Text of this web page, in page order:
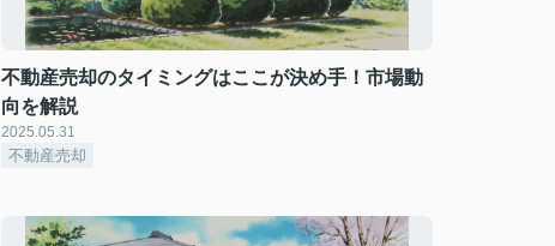
不動産売却のタイミングはここが決め手！市場動
向を解説
2025.05.31
不動産売却